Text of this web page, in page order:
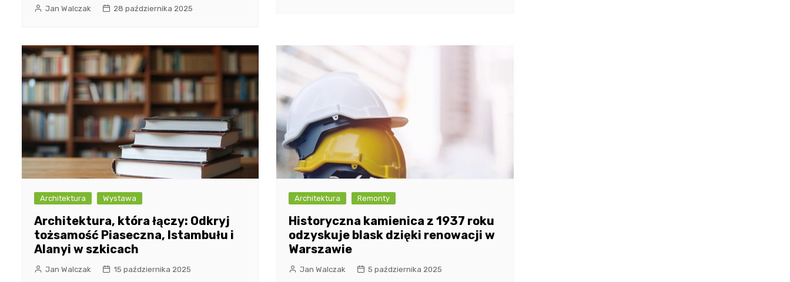
Jan Walczak 28 października 2025
Architektura Wystawa
Architektura, która łączy: Odkryj
tożsamość Piaseczna, Istambułu i
Alanyi w szkicach
Jan Walczak 15 października 2025
Architektura Remonty
Historyczna kamienica z 1937 roku
odzyskuje blask dzięki renowacji w
Warszawie
Jan Walczak 5 października 2025